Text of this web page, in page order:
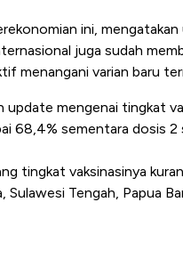
ini, mengatakan
juga sudah
menangani varian baru
update mengenai tingkat
68,4% sementara dosis
tingkat vaksinasinya
Sulawesi Tengah, Papua